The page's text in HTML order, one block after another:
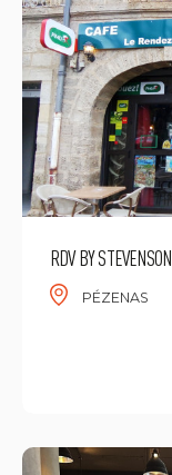
RDV BY STEVENSON
PÉZENAS